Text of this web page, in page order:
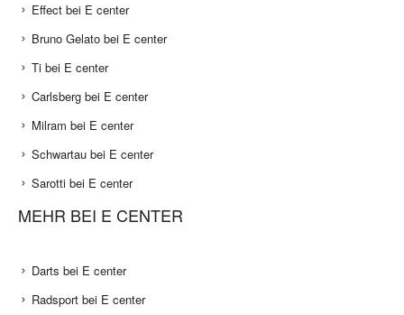
Effect bei E center
Bruno Gelato bei E center
Ti bei E center
Carlsberg bei E center
Milram bei E center
Schwartau bei E center
Sarotti bei E center
MEHR BEI E CENTER
Darts bei E center
Radsport bei E center